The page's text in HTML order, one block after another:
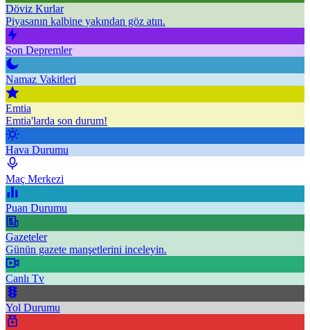
Döviz Kurlar
Piyasanın kalbine yakından göz atın.
Son Depremler
Namaz Vakitleri
Emtia
Emtia'larda son durum!
Hava Durumu
Maç Merkezi
Puan Durumu
Gazeteler
Günün gazete manşetlerini inceleyin.
Canlı Tv
Yol Durumu